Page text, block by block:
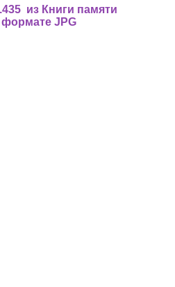
из Книги памяти
формате JPG